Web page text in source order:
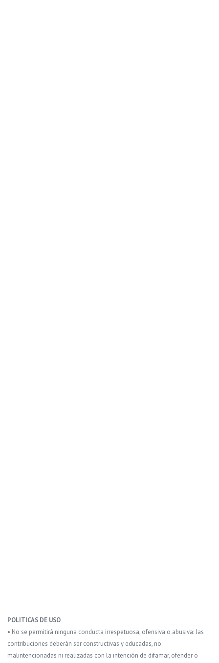
POLITICAS DE USO
• No se permitirá ninguna conducta irrespetuosa, ofensiva o abusiva: las
contribuciones deberán ser constructivas y educadas, no
malintencionadas ni realizadas con la intención de difamar, ofender o